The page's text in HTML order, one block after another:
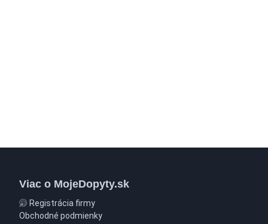
Viac o MojeDopyty.sk
Registrácia firmy
Obchodné podmienky